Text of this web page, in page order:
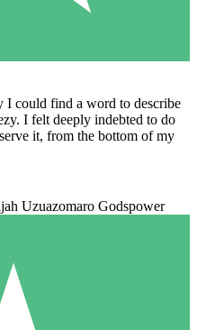
I could find a word to describe
I felt deeply indebted to do
it, from the bottom of my
Uzuazomaro Godspower